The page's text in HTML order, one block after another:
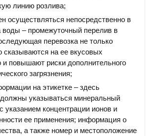
линию розлива;
осуществляться непосредственно в
воды – промежуточный перелив в
перевозка не только
сказываются на ее вкусовых
и повышают риски дополнительного
загрязнения;
на этикетке – здесь
указываться минеральный
указанием концентрации ионов и
ее применения; информация о
а также номер и местоположение